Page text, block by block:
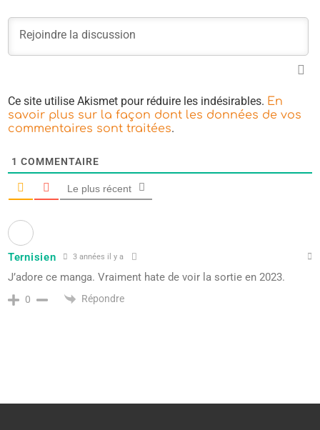
Ce site utilise Akismet pour réduire les indésirables. En
savoir plus sur la façon dont les données de vos
commentaires sont traitées.
1 COMMENTAIRE
Le plus récent
Ternisien 3 années il y a
J’adore ce manga. Vraiment hate de voir la sortie en 2023.
0 Répondre